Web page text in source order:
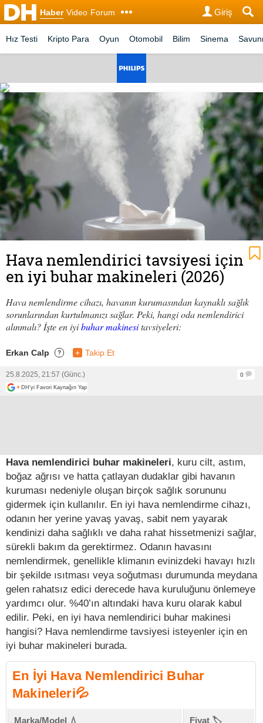
Haber Video Forum Giriş
Hız Testi Kripto Para Oyun Otomobil Bilim Sinema
Hava nemlendirici tavsiyesi için
en iyi buhar makineleri (2026)
Hava nemlendirme cihazı, havanın kurumasından kaynaklı sağlık
sorunlarından kurtulmanızı sağlar. Peki, hangi oda nemlendirici
alınmalı? İşte en iyibuhar makinesitavsiyeleri:
Erkan Calp ? + Takip Et
25.8.2025, 21:57 (Günc.)
0
+ DH'yi Favori Kaynağın Yap
Hava nemlendirici buhar makineleri, kuru cilt, astım,
boğaz ağrısı ve hatta çatlayan dudaklar gibi havanın
kuruması nedeniyle oluşan birçok sağlık sorununu
gidermek için kullanılır. En iyi hava nemlendirme cihazı,
odanın her yerine yavaş yavaş, sabit nem yayarak
kendinizi daha sağlıklı ve daha rahat hissetmenizi sağlar,
sürekli bakım da gerektirmez. Odanın havasını
nemlendirmek, genellikle klimanın evinizdeki havayı hızlı
bir şekilde ısıtması veya soğutması durumunda meydana
gelen rahatsız edici derecede hava kuruluğunu önlemeye
yardımcı olur. %40’ın altındaki hava kuru olarak kabul
edilir. Peki, en iyi hava nemlendirici buhar makinesi
hangisi? Hava nemlendirme tavsiyesi isteyenler için en
iyi buhar makineleri burada.
En İyi Hava Nemlendirici Buhar
Makineleri💦
Marka/Model 💧 Fiyat 🏷️